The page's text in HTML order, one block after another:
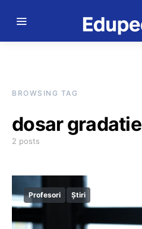
BROWSING TAG
dosar gradatie
2 posts
Profesori Știri